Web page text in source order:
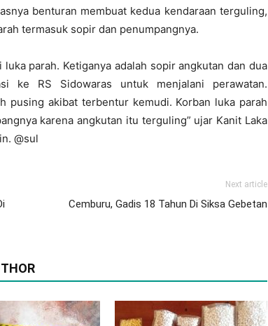
benturan membuat kedua kendaraan terguling,
termasuk sopir dan penumpangnya.
parah. Ketiganya adalah sopir angkutan dan dua
ke RS Sidowaras untuk menjalani perawatan.
pusing akibat terbentur kemudi. Korban luka parah
karena angkutan itu terguling” ujar Kanit Laka
@sul
Next article
Cemburu, Gadis 18 Tahun Di Siksa Gebetan